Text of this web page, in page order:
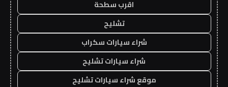
اقرب سطحة
تشليح
شراء سيارات سكراب
شراء سيارات تشليح
موقع شراء سيارات تشليح